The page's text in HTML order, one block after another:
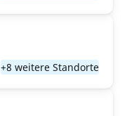
+8 weitere Standorte